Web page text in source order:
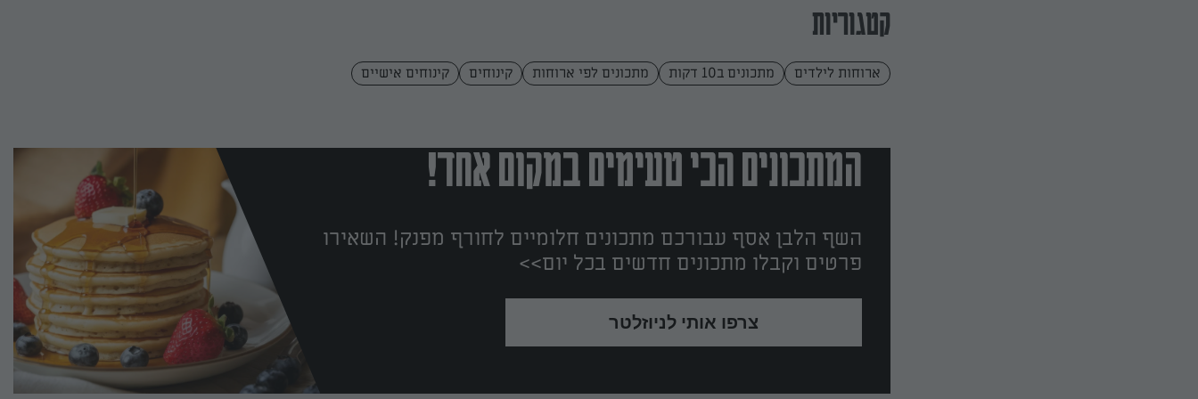
קטגוריות
ארוחות לילדים מתכונים ב10 דקות מתכונים לפי ארוחות קינוחים קינוחים אישיים
המתכונים הכי טעימים במקום אחד!
השף הלבן אסף עבורכם מתכונים חלומיים לחורף מפנק! השאירו
פרטים וקבלו מתכונים חדשים בכל יום>>
צרפו אותי לניוזלטר